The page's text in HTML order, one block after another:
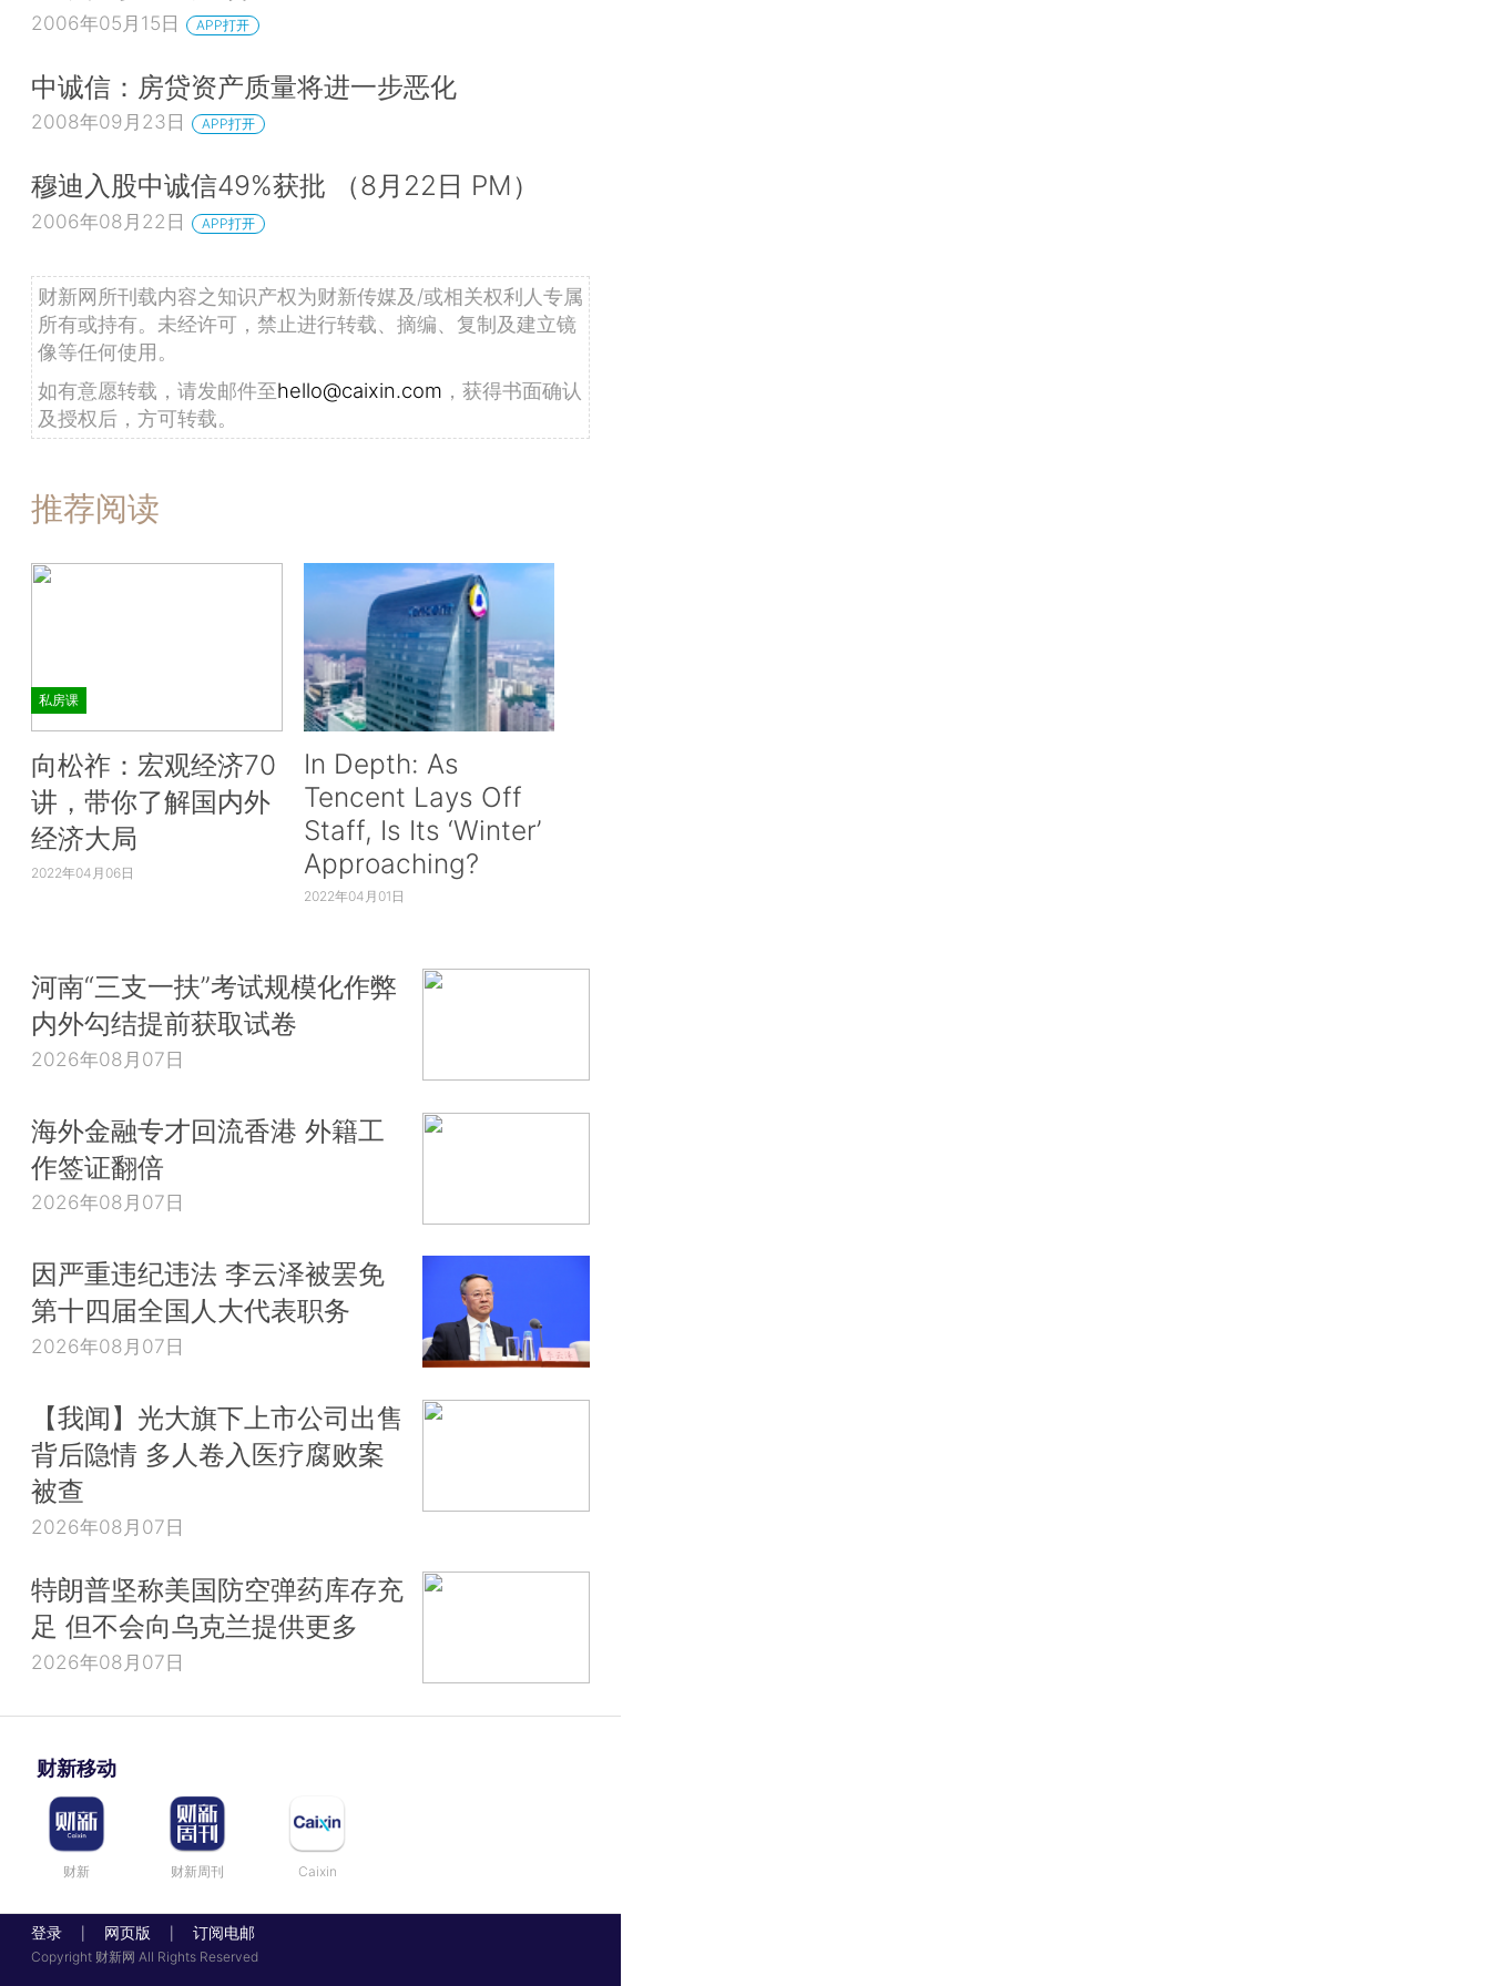
2006年05月15日 APP打开
中诚信：房贷资产质量将进一步恶化
2008年09月23日 APP打开
穆迪入股中诚信49%获批 （8月22日 PM）
2006年08月22日 APP打开
财新网所刊载内容之知识产权为财新传媒及/或相关权利人专属
所有或持有。未经许可，禁止进行转载、摘编、复制及建立镜
像等任何使用。
如有意愿转载，请发邮件至hello@caixin.com ，获得书面确认
及授权后，方可转载。
推荐阅读
私房课
向松祚：宏观经济70
讲，带你了解国内外
经济大局
2022年04月06日
In Depth: As
Tencent Lays Off
Staff, Is Its ‘Winter’
Approaching?
2022年04月01日
河南“三支一扶”考试规模化作弊
内外勾结提前获取试卷
2026年08月07日
海外金融专才回流香港 外籍工
作签证翻倍
2026年08月07日
因严重违纪违法 李云泽被罢免
第十四届全国人大代表职务
2026年08月07日
【我闻】光大旗下上市公司出售
背后隐情 多人卷入医疗腐败案
被查
2026年08月07日
特朗普坚称美国防空弹药库存充
足 但不会向乌克兰提供更多
2026年08月07日
财新移动
财新 财新周刊 Caixin
登录 网页版 订阅电邮
Copyright 财新网 All Rights Reserved